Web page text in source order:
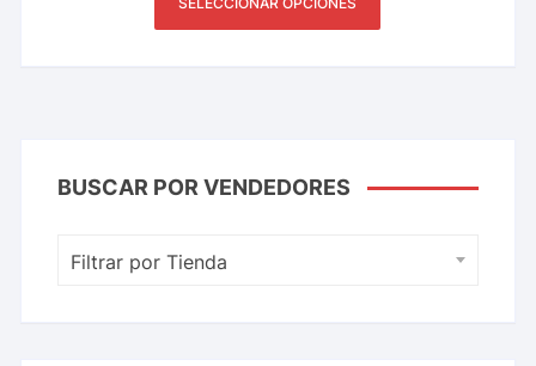
BUSCAR POR VENDEDORES
Filtrar por Tienda